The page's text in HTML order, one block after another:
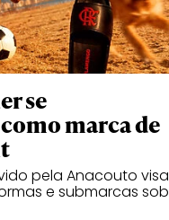
se
marca de
pela Anacouto visa
e submarcas sob